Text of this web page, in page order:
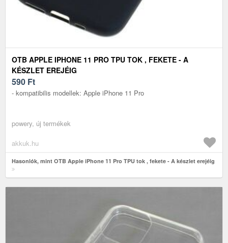
OTB APPLE IPHONE 11 PRO TPU TOK , FEKETE - A
KÉSZLET EREJÉIG
590 Ft
- kompatibilis modellek: Apple iPhone 11 Pro
powery, új termékek
akkuk.hu
Hasonlók, mint OTB Apple iPhone 11 Pro TPU tok , fekete - A készlet erejéig